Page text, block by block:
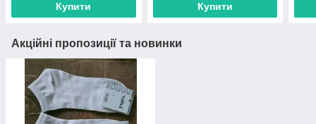
Купити Купити
Акційні пропозиції та новинки